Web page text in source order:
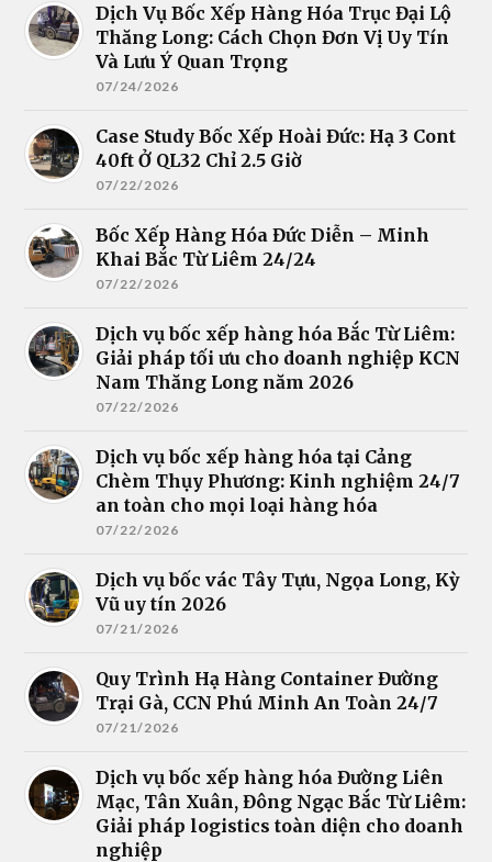
Dịch Vụ Bốc Xếp Hàng Hóa Trục Đại Lộ
Thăng Long: Cách Chọn Đơn Vị Uy Tín
Và Lưu Ý Quan Trọng
07/24/2026
Case Study Bốc Xếp Hoài Đức: Hạ 3 Cont
40ft Ở QL32 Chỉ 2.5 Giờ
07/22/2026
Bốc Xếp Hàng Hóa Đức Diễn – Minh
Khai Bắc Từ Liêm 24/24
07/22/2026
Dịch vụ bốc xếp hàng hóa Bắc Từ Liêm:
Giải pháp tối ưu cho doanh nghiệp KCN
Nam Thăng Long năm 2026
07/22/2026
Dịch vụ bốc xếp hàng hóa tại Cảng
Chèm Thụy Phương: Kinh nghiệm 24/7
an toàn cho mọi loại hàng hóa
07/22/2026
Dịch vụ bốc vác Tây Tựu, Ngọa Long, Kỳ
Vũ uy tín 2026
07/21/2026
Quy Trình Hạ Hàng Container Đường
Trại Gà, CCN Phú Minh An Toàn 24/7
07/21/2026
Dịch vụ bốc xếp hàng hóa Đường Liên
Mạc, Tân Xuân, Đông Ngạc Bắc Từ Liêm:
Giải pháp logistics toàn diện cho doanh
nghiệp